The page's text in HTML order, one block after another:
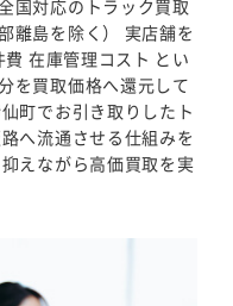
国対応のトラック買取
離島を除く） 実店舗を
在庫管理コスト とい
を買取価格へ還元して
町でお引き取りしたト
へ流通させる仕組みを
えながら高価買取を実